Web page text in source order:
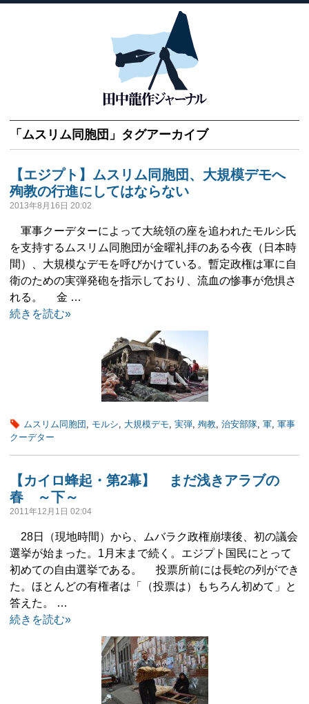
「 ムスリム同胞団 」タグアーカイブ
【エジプト】ムスリム同胞団、大規模デモへ
殉教の行進にしてはならない
2013年8月16日 20:02
軍事クーデターによって大統領の座を追われたモルシ氏
を支持するムスリム同胞団が金曜礼拝のある今夜（日本時
間）、大規模なデモを呼びかけている。暫定政権は軍に自
衛のための実弾発砲を指示しており、流血の惨事が危惧さ
れる。 金 …
続きを読む»
ムスリム同胞団 , モルシ, 大規模デモ, 実弾, 殉教, 治安部隊, 軍, 軍事
クーデター
【カイロ蜂起・第2幕】 まだ浅きアラブの
春 ～下～
2011年12月1日 02:04
28日（現地時間）から、ムバラク政権崩壊後、初の議会
選挙が始まった。1月末まで続く。エジプト国民にとって
初めての自由選挙である。 投票所前には長蛇の列ができ
た。ほとんどの有権者は「（投票は）もちろん初めて」と
答えた。 …
続きを読む»